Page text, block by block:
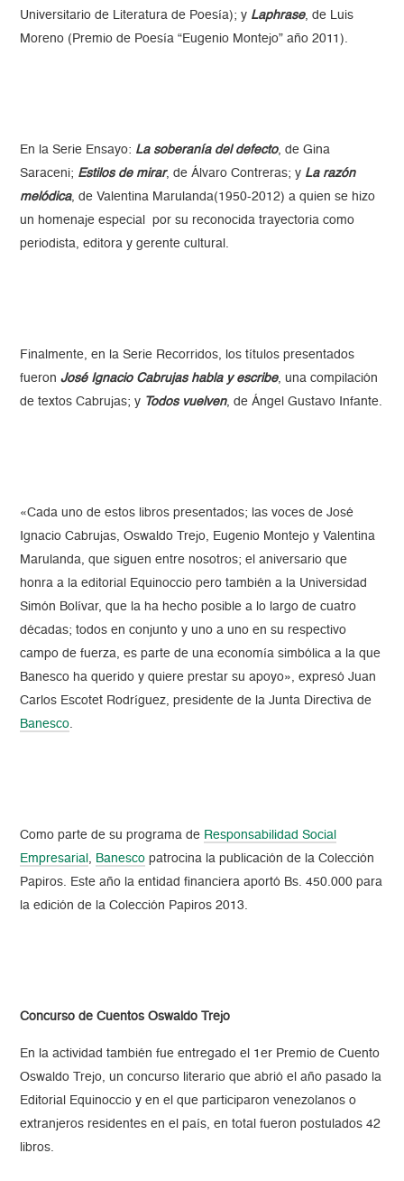
Universitario de Literatura de Poesía); y Laphrase, de Luis
Moreno (Premio de Poesía “Eugenio Montejo” año 2011).
En la Serie Ensayo: La soberanía del defecto, de Gina
Saraceni; Estilos de mirar, de Álvaro Contreras; y La razón
melódica, de Valentina Marulanda(1950-2012) a quien se hizo
un homenaje especial por su reconocida trayectoria como
periodista, editora y gerente cultural.
Finalmente, en la Serie Recorridos, los títulos presentados
fueronJosé Ignacio Cabrujas habla y escribe, una compilación
de textos Cabrujas; y Todos vuelven, de Ángel Gustavo Infante.
«Cada uno de estos libros presentados; las voces de José
Ignacio Cabrujas, Oswaldo Trejo, Eugenio Montejo y Valentina
Marulanda, que siguen entre nosotros; el aniversario que
honra a la editorial Equinoccio pero también a la Universidad
Simón Bolívar, que la ha hecho posible a lo largo de cuatro
décadas; todos en conjunto y uno a uno en su respectivo
campo de fuerza, es parte de una economía simbólica a la que
Banesco ha querido y quiere prestar su apoyo», expresó Juan
Carlos Escotet Rodríguez, presidente de la Junta Directiva de
Banesco.
Como parte de su programa de Responsabilidad Social
Empresarial , Banesco patrocina la publicación de la Colección
Papiros. Este año la entidad financiera aportó Bs. 450.000 para
la edición de la Colección Papiros 2013.
Concurso de Cuentos Oswaldo Trejo
En la actividad también fue entregado el 1er Premio de Cuento
Oswaldo Trejo, un concurso literario que abrió el año pasado la
Editorial Equinoccio y en el que participaron venezolanos o
extranjeros residentes en el país, en total fueron postulados 42
libros.